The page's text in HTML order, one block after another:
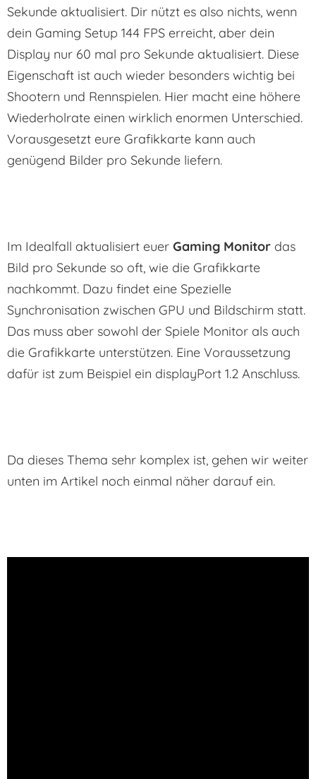
Sekunde aktualisiert. Dir nützt es also nichts, wenn
dein Gaming Setup 144 FPS erreicht, aber dein
Display nur 60 mal pro Sekunde aktualisiert. Diese
Eigenschaft ist auch wieder besonders wichtig bei
Shootern und Rennspielen. Hier macht eine höhere
Wiederholrate einen wirklich enormen Unterschied.
Vorausgesetzt eure Grafikkarte kann auch
genügend Bilder pro Sekunde liefern.
Im Idealfall aktualisiert euer Gaming Monitor das
Bild pro Sekunde so oft, wie die Grafikkarte
nachkommt. Dazu findet eine Spezielle
Synchronisation zwischen GPU und Bildschirm statt.
Das muss aber sowohl der Spiele Monitor als auch
die Grafikkarte unterstützen. Eine Voraussetzung
dafür ist zum Beispiel ein displayPort 1.2 Anschluss.
Da dieses Thema sehr komplex ist, gehen wir weiter
unten im Artikel noch einmal näher darauf ein.